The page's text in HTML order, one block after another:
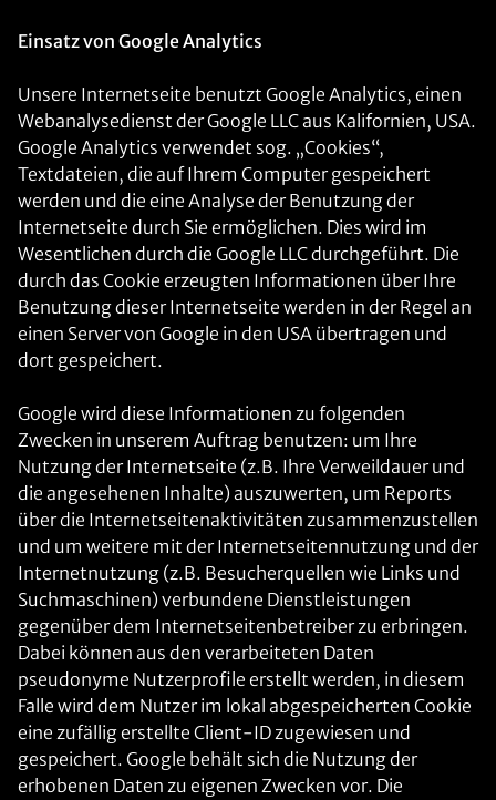
Einsatz von Google Analytics
Unsere Internetseite benutzt Google Analytics, einen
Webanalysedienst der Google LLC aus Kalifornien, USA.
Google Analytics verwendet sog. „Cookies“,
Textdateien, die auf Ihrem Computer gespeichert
werden und die eine Analyse der Benutzung der
Internetseite durch Sie ermöglichen. Dies wird im
Wesentlichen durch die Google LLC durchgeführt. Die
durch das Cookie erzeugten Informationen über Ihre
Benutzung dieser Internetseite werden in der Regel an
einen Server von Google in den USA übertragen und
dort gespeichert.
Google wird diese Informationen zu folgenden
Zwecken in unserem Auftrag benutzen: um Ihre
Nutzung der Internetseite (z.B. Ihre Verweildauer und
die angesehenen Inhalte) auszuwerten, um Reports
über die Internetseitenaktivitäten zusammenzustellen
und um weitere mit der Internetseitennutzung und der
Internetnutzung (z.B. Besucherquellen wie Links und
Suchmaschinen) verbundene Dienstleistungen
gegenüber dem Internetseitenbetreiber zu erbringen.
Dabei können aus den verarbeiteten Daten
pseudonyme Nutzerprofile erstellt werden, in diesem
Falle wird dem Nutzer im lokal abgespeicherten Cookie
eine zufällig erstellte Client-ID zugewiesen und
gespeichert. Google behält sich die Nutzung der
erhobenen Daten zu eigenen Zwecken vor. Die